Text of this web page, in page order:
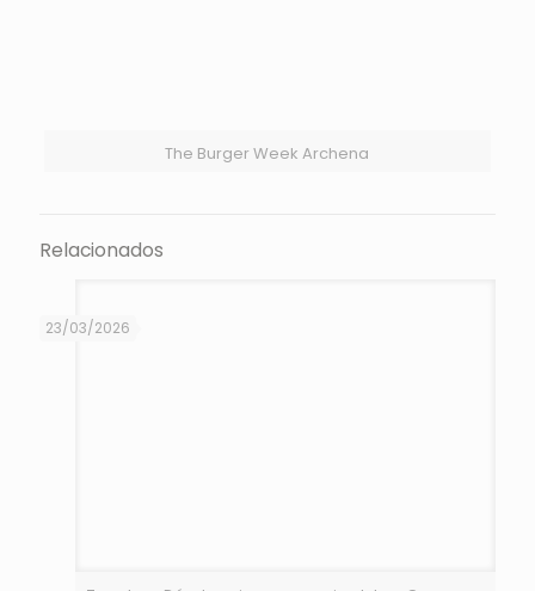
The Burger Week Archena
Relacionados
23/03/2026